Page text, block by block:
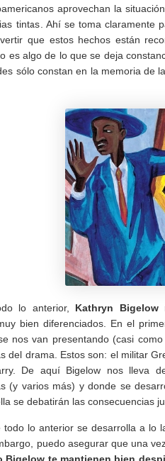
aprovechan la
tintas. Ahí se toma claramente
que estos hechos están
es algo de lo que se deja
sólo constan en la memoria de
lo anterior, Kathryn
bien diferenciados. En el
nos van presentando (casi
del drama. Estos son: el militar
De aquí Bigelow nos lleva
(y varios más) y donde se
se debatirán las consecuencias
todo lo anterior se desarrolla a lo
puedo asegurar que una
Bigelow te mantienen bien